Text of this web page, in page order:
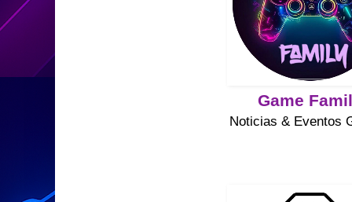
Game
Noticias & Eventos